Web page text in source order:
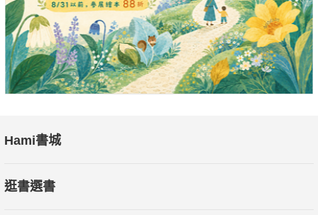
－瑞典重要節慶必吃的麵包：瑞典茶環麵包－
是一款略帶甜味的酵母麵包，很適合搭配茶飲，是午茶或睡
前的點心。它以天然香料調味，內部捲入糖及肉桂粉或小豆蔻
粉，再整型成花圈狀的糕點。烘烤出來的麵包表面淋灑上晶亮糖
物，為客人帶來驚喜！
美麗如畫的瑞士琉森當地有一間超過60年的咖啡館Heini
Hami書城
逛書選書